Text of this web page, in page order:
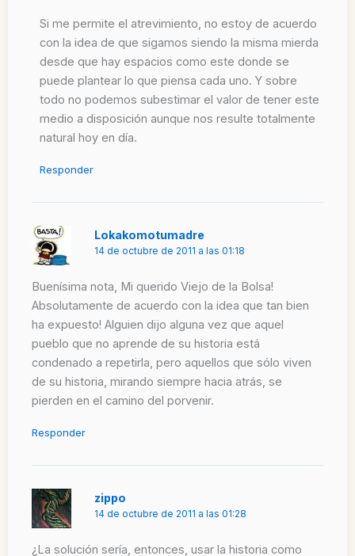
Si me permite el atrevimiento, no estoy de acuerdo
con la idea de que sigamos siendo la misma mierda
desde que hay espacios como este donde se
puede plantear lo que piensa cada uno. Y sobre
todo no podemos subestimar el valor de tener este
medio a disposición aunque nos resulte totalmente
natural hoy en día.
Responder
Lokakomotumadre
14 de octubre de 2011 a las 01:18
Buenísima nota, Mi querido Viejo de la Bolsa!
Absolutamente de acuerdo con la idea que tan bien
ha expuesto! Alguien dijo alguna vez que aquel
pueblo que no aprende de su historia está
condenado a repetirla, pero aquellos que sólo viven
de su historia, mirando siempre hacia atrás, se
pierden en el camino del porvenir.
Responder
zippo
14 de octubre de 2011 a las 01:28
¿La solución sería, entonces, usar la historia como